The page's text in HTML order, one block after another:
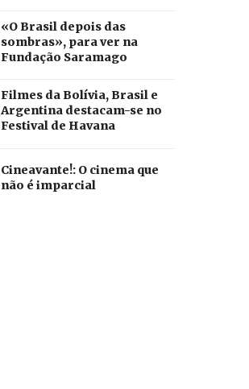
«O Brasil depois das
sombras», para ver na
Fundação Saramago
Filmes da Bolívia, Brasil e
Argentina destacam-se no
Festival de Havana
Cineavante!: O cinema que
não é imparcial